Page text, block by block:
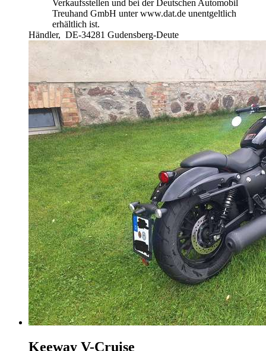
Verkaufsstellen und bei der Deutschen Automobil
Treuhand GmbH unter www.dat.de unentgeltlich
erhältlich ist.
Händler, DE-34281 Gudensberg-Deute
Keeway V-Cruise